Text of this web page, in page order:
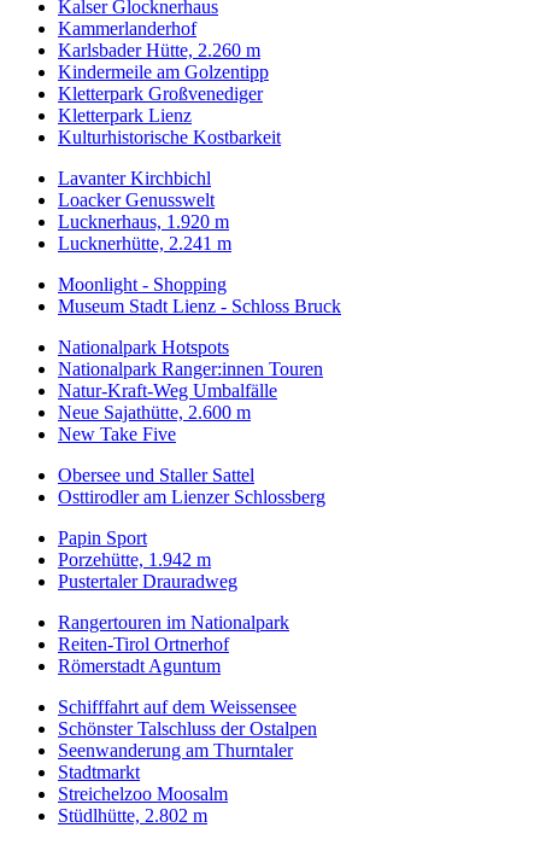
Kalser Glocknerhaus
Kammerlanderhof
Karlsbader Hütte, 2.260 m
Kindermeile am Golzentipp
Kletterpark Großvenediger
Kletterpark Lienz
Kulturhistorische Kostbarkeit
Lavanter Kirchbichl
Loacker Genusswelt
Lucknerhaus, 1.920 m
Lucknerhütte, 2.241 m
Moonlight - Shopping
Museum Stadt Lienz - Schloss Bruck
Nationalpark Hotspots
Nationalpark Ranger:innen Touren
Natur-Kraft-Weg Umbalfälle
Neue Sajathütte, 2.600 m
New Take Five
Obersee und Staller Sattel
Osttirodler am Lienzer Schlossberg
Papin Sport
Porzehütte, 1.942 m
Pustertaler Drauradweg
Rangertouren im Nationalpark
Reiten-Tirol Ortnerhof
Römerstadt Aguntum
Schifffahrt auf dem Weissensee
Schönster Talschluss der Ostalpen
Seenwanderung am Thurntaler
Stadtmarkt
Streichelzoo Moosalm
Stüdlhütte, 2.802 m